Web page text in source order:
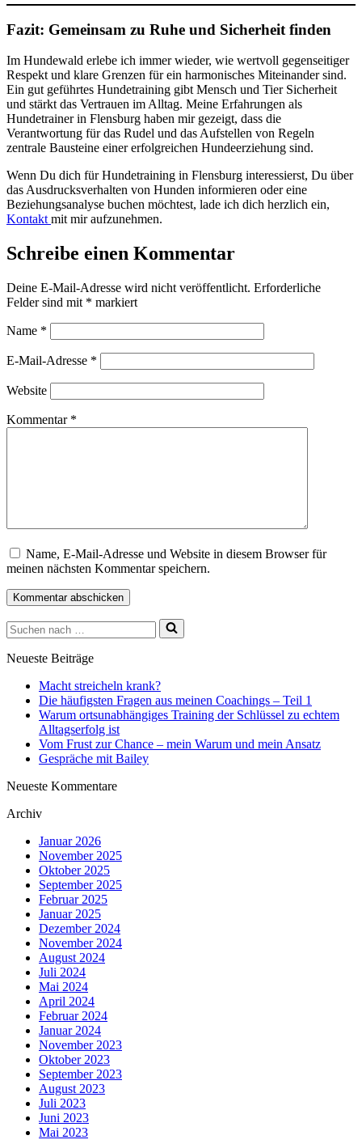
Fazit: Gemeinsam zu Ruhe und Sicherheit finden
Im Hundewald erlebe ich immer wieder, wie wertvoll gegenseitiger
Respekt und klare Grenzen für ein harmonisches Miteinander sind.
Ein gut geführtes Hundetraining gibt Mensch und Tier Sicherheit
und stärkt das Vertrauen im Alltag. Meine Erfahrungen als
Hundetrainer in Flensburg haben mir gezeigt, dass die
Verantwortung für das Rudel und das Aufstellen von Regeln
zentrale Bausteine einer erfolgreichen Hundeerziehung sind.
Wenn Du dich für Hundetraining in Flensburg interessierst, Du über
das Ausdrucksverhalten von Hunden informieren oder eine
Beziehungsanalyse buchen möchtest, lade ich dich herzlich ein,
Kontakt mit mir aufzunehmen.
Schreibe einen Kommentar
Deine E-Mail-Adresse wird nicht veröffentlicht. Erforderliche
Felder sind mit * markiert
Name *
E-Mail-Adresse *
Website
Kommentar *
Name, E-Mail-Adresse und Website in diesem Browser für
meinen nächsten Kommentar speichern.
Suchen
nach …
Neueste Beiträge
Macht streicheln krank?
Die häufigsten Fragen aus meinen Coachings – Teil 1
Warum ortsunabhängiges Training der Schlüssel zu echtem
Alltagserfolg ist
Vom Frust zur Chance – mein Warum und mein Ansatz
Gespräche mit Bailey
Neueste Kommentare
Archiv
Januar 2026
November 2025
Oktober 2025
September 2025
Februar 2025
Januar 2025
Dezember 2024
November 2024
August 2024
Juli 2024
Mai 2024
April 2024
Februar 2024
Januar 2024
November 2023
Oktober 2023
September 2023
August 2023
Juli 2023
Juni 2023
Mai 2023